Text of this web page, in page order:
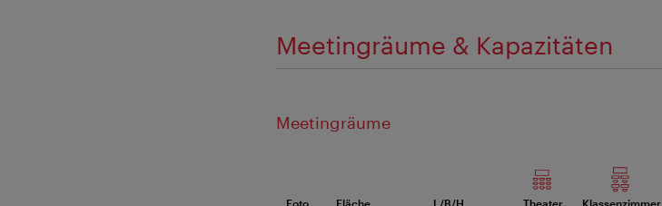
Meetingräume & Kapazitäten
Meetingräume
Foto Fläche L/B/H Theater Klassenzimmer